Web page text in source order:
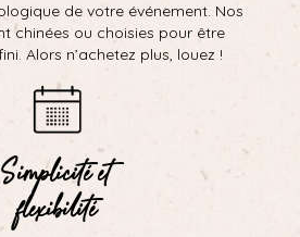
de votre événement. Nos
chinées ou choisies pour être
Alors n’achetez plus, louez !
Simplicité et
flexibilité